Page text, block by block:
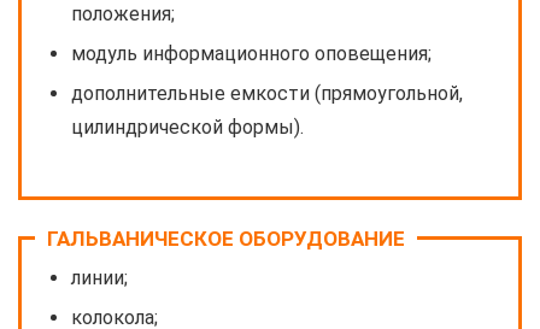
положения;
модуль информационного оповещения;
дополнительные емкости (прямоугольной,
цилиндрической формы).
ГАЛЬВАНИЧЕСКОЕ ОБОРУДОВАНИЕ
линии;
колокола;